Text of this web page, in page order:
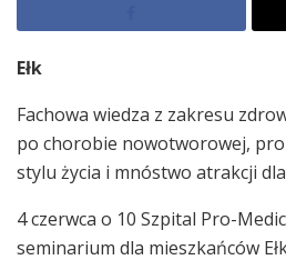
Ełk
Fachowa wiedza z zakresu
po chorobie nowotworowej,
stylu życia i mnóstwo atrakcji dla
4 czerwca o 10 Szpital Pro-
seminarium dla mieszkańców